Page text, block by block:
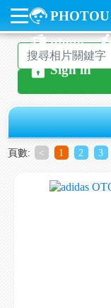
PHOTOU
photo
Sign in
頁數: < 1 2 3